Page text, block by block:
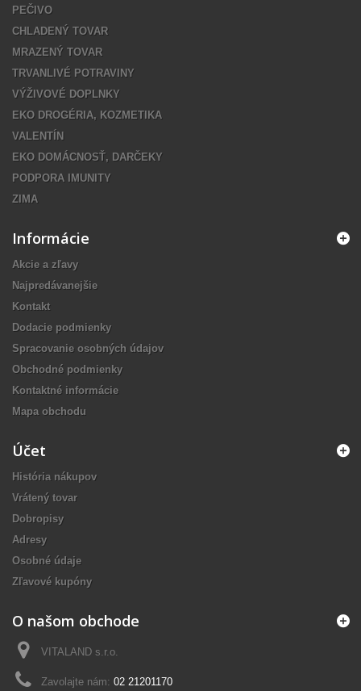
PEČIVO
CHLADENÝ TOVAR
MRAZENÝ TOVAR
TRVANLIVÉ POTRAVINY
VÝŽIVOVÉ DOPLNKY
EKO DROGÉRIA, KOZMETIKA
VALENTÍN
EKO DOMÁCNOSŤ, DARČEKY
PODPORA IMUNITY
ZIMA
Informácie
Akcie a zľavy
Najpredávanejšie
Kontakt
Dodacie podmienky
Spracovanie osobných údajov
Obchodné podmienky
Kontaktné informácie
Mapa obchodu
Účet
História nákupov
Vrátený tovar
Dobropisy
Adresy
Osobné údaje
Zľavové kupóny
O našom obchode
VITALAND s.r.o.
Zavolajte nám: 02 21201170